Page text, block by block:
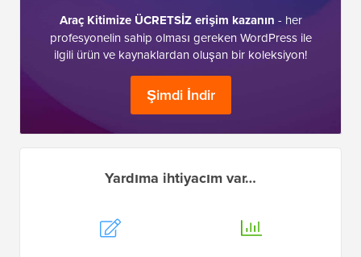
Araç Kitimize ÜCRETSİZ erişim kazanın - her
profesyonelin sahip olması gereken WordPress ile
ilgili ürün ve kaynaklardan oluşan bir koleksiyon!
Şimdi İndir
Yardıma ihtiyacım var…